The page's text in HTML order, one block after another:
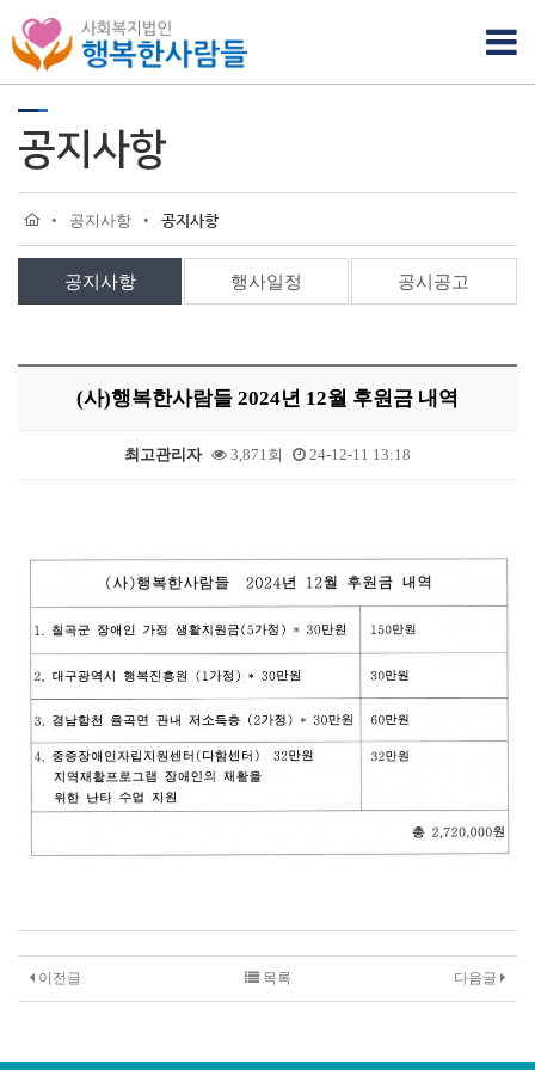
공지사항
• 공지사항 • 공지사항
공지사항 행사일정 공시공고
(사)행복한사람들 2024년 12월 후원금 내역
최고관리자 3,871회 24-12-11 13:18
이전글 다음글
목록